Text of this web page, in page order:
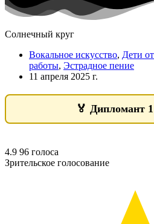
Солнечный круг
Вокальное искусство, Дети
работы, Эстрадное пение
11 апреля 2025 г.
🏅 Дипломант 1
4.9 96 голоса
Зрительское голосование